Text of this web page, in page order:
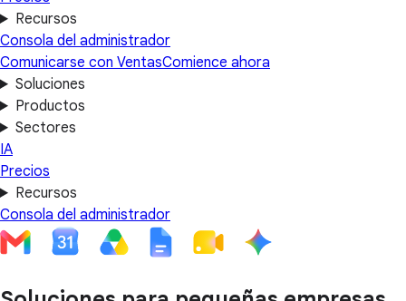
Recursos
Consola del administrador
Comunicarse con VentasComience ahora
Soluciones
Productos
Sectores
IA
Precios
Recursos
Consola del administrador